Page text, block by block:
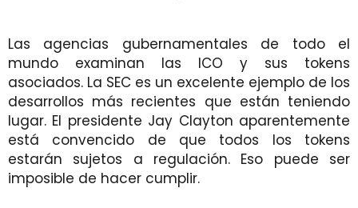
Las agencias gubernamentales de todo el
mundo examinan las ICO y sus tokens
asociados. La SEC es un excelente ejemplo de los
desarrollos más recientes que están teniendo
lugar. El presidente Jay Clayton aparentemente
está convencido de que todos los tokens
estarán sujetos a regulación. Eso puede ser
imposible de hacer cumplir.